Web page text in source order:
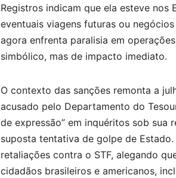
Registros indicam que ela esteve
eventuais viagens futuras ou
agora enfrenta paralisia em
simbólico, mas de impacto imediato.
O contexto das sanções remonta a
acusado pelo Departamento do
de expressão” em inquéritos sob
suposta tentativa de golpe de
retaliações contra o STF, alegando
cidadãos brasileiros e americanos,